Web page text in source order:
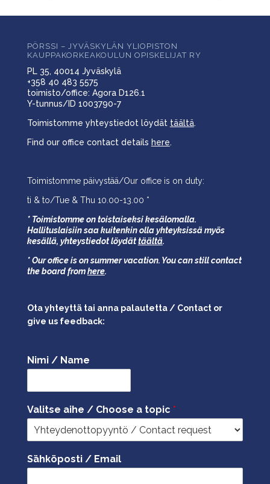
PÖRSSI – JYVÄSKYLÄN YLIOPISTON
KAUPPAKORKEAKOULUN OPISKELIJAT RY
PL 35, 40014 Jyväskylä
+358 40 483 5575
toimisto/office: Agora D126.1
Y-tunnus/ID 1003790-7
Toimistomme yhteystiedot löydät täältä.
Find our office contact details here.
Toimistomme päivystää/Our office is on duty:
ti & to/Tue & Thu 10.00-13.00 *
* Toimistomme on toistaiseksi kesälomalla.
Hallituslaisiin saa kuitenkin olla yhteyksissä myös
kesällä, yhteystiedot löydättäältä.
* Our office is on summer vacation. You can still contact
the board fromhere.
Ota yhteyttä tai anna palautetta / Contact or
give us feedback:
Nimi / Name
Valitse aihe / Choose a topic *
Sähköposti / Email